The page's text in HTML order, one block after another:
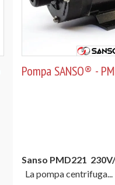
Pompa SANSO® -
Sanso PMD221
La pompa centrifuga...